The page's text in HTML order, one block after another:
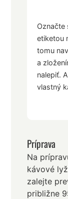
Označte
etiketou
tomu
a
nalepiť.
vlastný
Príprava
Na
kávové
zalejte
približne